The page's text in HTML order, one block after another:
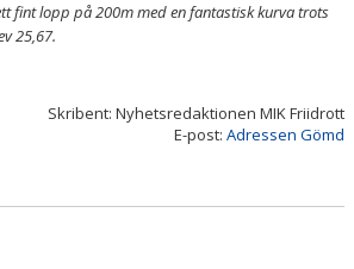
fint lopp på 200m med en fantastisk kurva trots
25,67.
Skribent: Nyhetsredaktionen MIK Friidrott
E-post: Adressen Gömd